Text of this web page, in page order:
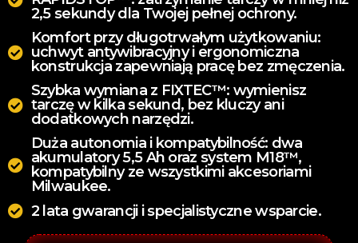
2,5 sekundy dla Twojej pełnej ochrony.
Komfort przy długotrwałym użytkowaniu:
uchwyt antywibracyjny i ergonomiczna
konstrukcja zapewniają pracę bez zmęczenia.
Szybka wymiana z FIXTEC™: wymienisz
tarczę w kilka sekund, bez kluczy ani
dodatkowych narzędzi.
Duża autonomia i kompatybilność: dwa
akumulatory 5,5 Ah oraz system M18™,
kompatybilny ze wszystkimi akcesoriami
Milwaukee.
2 lata gwarancji i specjalistyczne wsparcie.